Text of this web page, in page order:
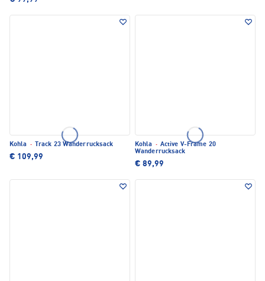
Kohla · Track 23 Wanderrucksack
€ 109,99
Kohla · Active V-Frame 20
Wanderrucksack
€ 89,99